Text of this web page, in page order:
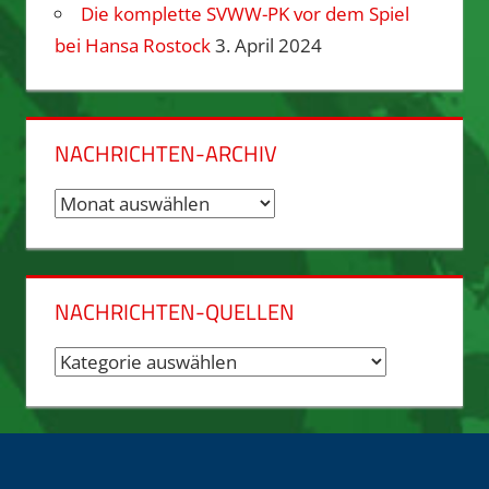
Die komplette SVWW-PK vor dem Spiel
bei Hansa Rostock3. April 2024
NACHRICHTEN-ARCHIV
Nachrichten-
NACHRICHTEN-QUELLEN
Nachrichten-